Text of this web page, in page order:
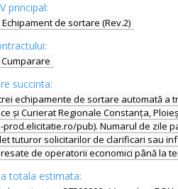
principal:
Echipament de sortare (Rev.2)
succinta:
echipamente de sortare automată a
și Curierat Regionale Constanța,
pub). Numarul de zile
tuturor solicitarilor de clarificari sau
de operatorii economici până la
totala estimata: